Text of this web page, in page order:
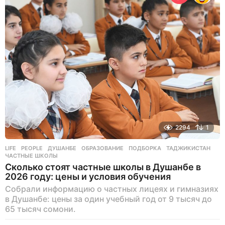
н
а
з
а
д
2294 1
LIFE ,PEOPLE ДУШАНБЕ ,ОБРАЗОВАНИЕ ,ПОДБОРКА ,ТАДЖИКИСТАН
ЧАСТНЫЕ ШКОЛЫ
Сколько стоят частные школы в Душанбе в
2026 году: цены и условия обучения
Собрали информацию о частных лицеях и гимназиях
в Душанбе: цены за один учебный год от 9 тысяч до
65 тысяч сомони.